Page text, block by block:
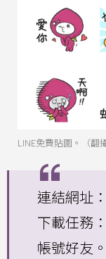
LINE免費貼圖。（翻攝
連結網址：
下載任務
帳號好友。